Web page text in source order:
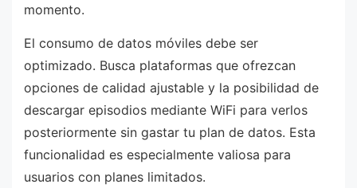
momento.
El consumo de datos móviles debe ser
optimizado. Busca plataformas que ofrezcan
opciones de calidad ajustable y la posibilidad de
descargar episodios mediante WiFi para verlos
posteriormente sin gastar tu plan de datos. Esta
funcionalidad es especialmente valiosa para
usuarios con planes limitados.